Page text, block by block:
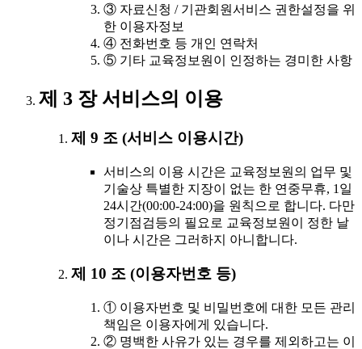
③ 자료신청 / 기관회원서비스 권한설정을 위
한 이용자정보
④ 전화번호 등 개인 연락처
⑤ 기타 교육정보원이 인정하는 경미한 사항
제 3 장 서비스의 이용
제 9 조 (서비스 이용시간)
서비스의 이용 시간은 교육정보원의 업무 및
기술상 특별한 지장이 없는 한 연중무휴, 1일
24시간(00:00-24:00)을 원칙으로 합니다. 다만
정기점검등의 필요로 교육정보원이 정한 날
이나 시간은 그러하지 아니합니다.
제 10 조 (이용자번호 등)
① 이용자번호 및 비밀번호에 대한 모든 관리
책임은 이용자에게 있습니다.
② 명백한 사유가 있는 경우를 제외하고는 이